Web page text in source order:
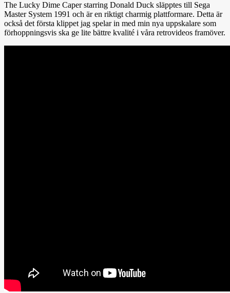
The Lucky Dime Caper starring Donald Duck släpptes till Sega
Master System 1991 och är en riktigt charmig plattformare. Detta är
också det första klippet jag spelar in med min nya uppskalare som
förhoppningsvis ska ge lite bättre kvalité i våra retrovideos framöver.